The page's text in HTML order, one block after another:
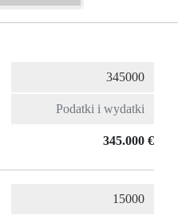
345.000 €